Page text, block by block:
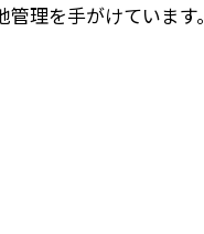
理を手がけています。